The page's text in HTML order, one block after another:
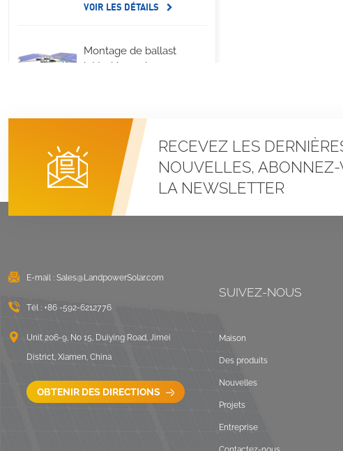
VOIR LES DÉTAILS
Montage de ballast
latéral long de
Systèmes de
montage à pince en U
pour toit métallique à
joint debout
VOIR LES DÉTAILS
VOIR LES DÉTAILS
montage sur rails
longs pour toit ondulé
RECEVEZ LES
NOUVELLES, ABONNEZ-
LA NEWSLETTER
E-mail : Sales@LandpowerSolar.com
Tél : +86 -592-6212776
Unit 206-9, No 15, Duiying Road, Jimei
District, Xiamen, China
OBTENIR DES DIRECTIONS
SUIVEZ-NOUS
Maison
Des produits
Nouvelles
Projets
Entreprise